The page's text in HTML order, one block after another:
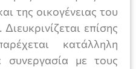
της οικογένειας του
επίσης
κατάλληλη
συνεργασία με τους